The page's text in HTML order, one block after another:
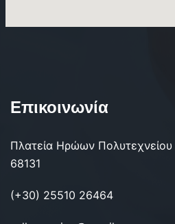
Επικοινωνία
Πλατεία Ηρώων
68131
(+30) 25510 26464